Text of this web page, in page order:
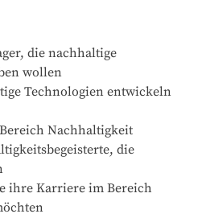
die nachhaltige
wollen
Technologien entwickeln
Nachhaltigkeit
die
ihre Karriere im Bereich